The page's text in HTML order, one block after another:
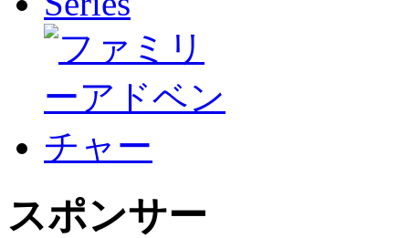
スポンサー